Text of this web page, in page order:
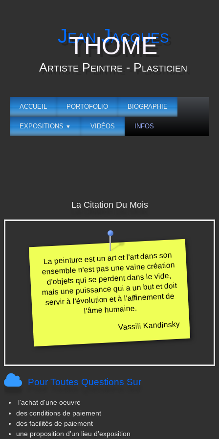
Jean Jacques
THOME
Artiste Peintre - Plasticien
ACCUEIL PORTOFOLIO BIOGRAPHIE
EXPOSITIONS ▼ VIDÉOS INFOS
La Citation Du Mois
La peinture est un art et l'art dans son
ensemble n'est pas une vaine création
d'objets qui se perdent dans le vide,
mais une puissance qui a un but et doit
servir à l'évolution et à l'affinement de
l'âme humaine.
Vassili Kandinsky
Pour Toutes Questions Sur
l'achat d'une oeuvre
des conditions de paiement
des facilités de paiement
une proposition d'un lieu d'exposition